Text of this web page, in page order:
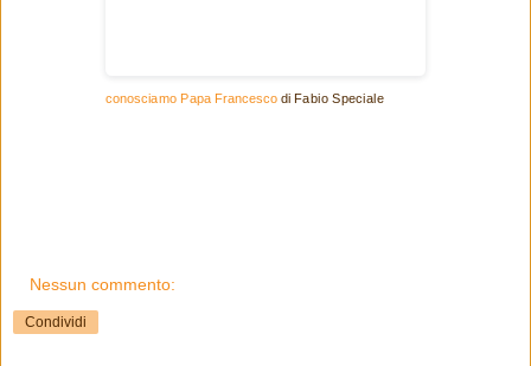
conosciamo Papa Francescodi Fabio Speciale
Nessun commento:
Condividi